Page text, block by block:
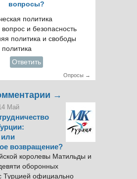
вопросы?
политика
вопрос и безопасность
политика и свободы
Ответить
Опросы →
→
14 Май
или
возвращение?
королевы Матильды и
оборонных
Турцией официально